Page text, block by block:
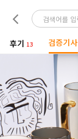
후기 13 검증기사